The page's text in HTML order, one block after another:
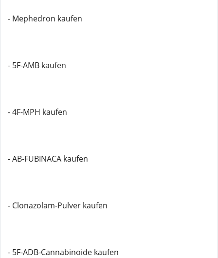
- Mephedron kaufen
- 5F-AMB kaufen
- 4F-MPH kaufen
- AB-FUBINACA kaufen
- Clonazolam-Pulver kaufen
- 5F-ADB-Cannabinoide kaufen